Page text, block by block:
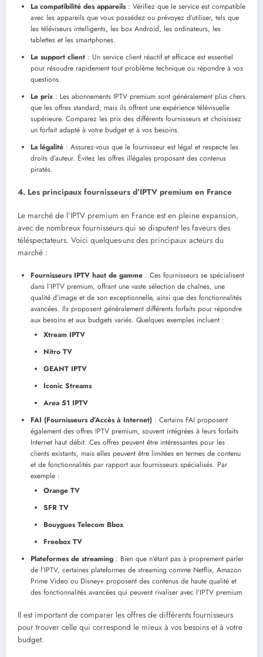
La compatibilité des appareils: Vérifiez que le service est compatible
avec les appareils que vous possédez ou prévoyez d’utiliser, tels que
les téléviseurs intelligents, les box Android, les ordinateurs, les
tablettes et les smartphones.
Le support client : Un service client réactif et efficace est essentiel
pour résoudre rapidement tout problème technique ou répondre à vos
questions.
Le prix : Les abonnements IPTV premium sont généralement plus chers
que les offres standard, mais ils offrent une expérience télévisuelle
supérieure. Comparez les prix des différents fournisseurs et choisissez
un forfait adapté à votre budget et à vos besoins.
La légalité : Assurez-vous que le fournisseur est légal et respecte les
droits d’auteur. Évitez les offres illégales proposant des contenus
piratés.
4. Les principaux fournisseurs d’IPTV premium en France
Le marché de l’IPTV premium en France est en pleine expansion,
avec de nombreux fournisseurs qui se disputent les faveurs des
téléspectateurs. Voici quelques-uns des principaux acteurs du
marché :
Fournisseurs IPTV haut de gamme : Ces fournisseurs se spécialisent
dans l’IPTV premium, offrant une vaste sélection de chaînes, une
qualité d’image et de son exceptionnelle, ainsi que des fonctionnalités
avancées. Ils proposent généralement différents forfaits pour répondre
aux besoins et aux budgets variés. Quelques exemples incluent :
Xtream IPTV
Nitro TV
GEANT IPTV
Iconic Streams
Area 51 IPTV
FAI (Fournisseurs d’Accès à Internet) : Certains FAI proposent
également des offres IPTV premium, souvent intégrées à leurs forfaits
Internet haut débit. Ces offres peuvent être intéressantes pour les
clients existants, mais elles peuvent être limitées en termes de contenu
et de fonctionnalités par rapport aux fournisseurs spécialisés. Par
exemple :
Orange TV
SFR TV
Bouygues Telecom Bbox
Freebox TV
Plateformes de streaming : Bien que n’étant pas à proprement parler
de l’IPTV, certaines plateformes de streaming comme Netflix, Amazon
Prime Video ou Disney+ proposent des contenus de haute qualité et
des fonctionnalités avancées qui peuvent rivaliser avec l’IPTV premium.
Il est important de comparer les offres de différents fournisseurs
pour trouver celle qui correspond le mieux à vos besoins et à votre
budget.